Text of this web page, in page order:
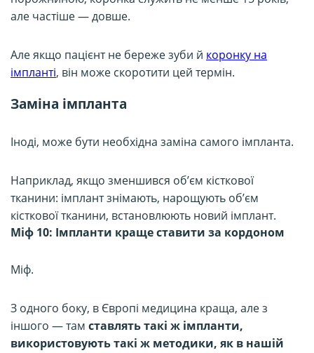
але частіше — довше.
Але якщо пацієнт не береже зуби й коронку на
імпланті, він може скоротити цей термін.
Заміна імпланта
Іноді, може бути необхідна заміна самого імпланта.
Наприклад, якщо зменшився обʼєм кісткової
тканини: імплант знімають, нарощують обʼєм
кісткової тканини, встановлюють новий імплант.
Міф 10: Імпланти краще ставити за кордоном
Міф.
З одного боку, в Європі медицина краща, але з
іншого — там ставлять такі ж імпланти,
використовують такі ж методики, як в нашій